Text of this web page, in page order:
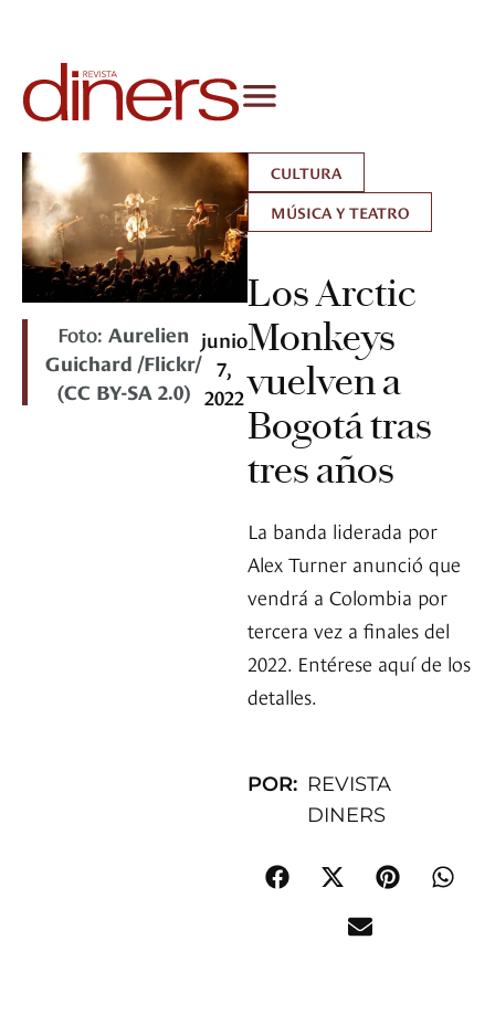
Foto:Aurelien
Guichard /Flickr/
(CC BY-SA 2.0)
junio
7,
2022
CULTURA
MÚSICA Y TEATRO
Los Arctic
Monkeys
vuelven a
Bogotá tras
tres años
La banda liderada por
Alex Turner anunció que
vendrá a Colombia por
tercera vez a finales del
2022. Entérese aquí de los
detalles.
POR: REVISTA
DINERS